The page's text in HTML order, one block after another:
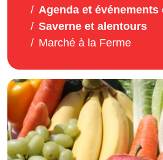
Agenda et événements
Saverne et alentours
Marché à la Ferme